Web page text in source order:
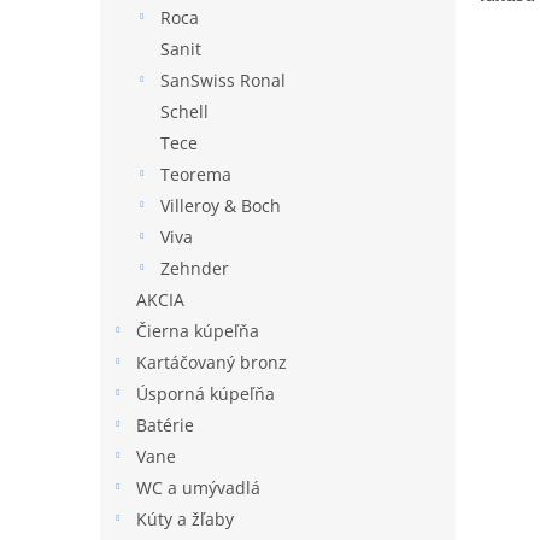
Roca
Sanit
SanSwiss Ronal
Schell
Tece
Teorema
Villeroy & Boch
Viva
Zehnder
AKCIA
Čierna kúpeľňa
Kartáčovaný bronz
Úsporná kúpeľňa
Batérie
Vane
WC a umývadlá
Kúty a žľaby